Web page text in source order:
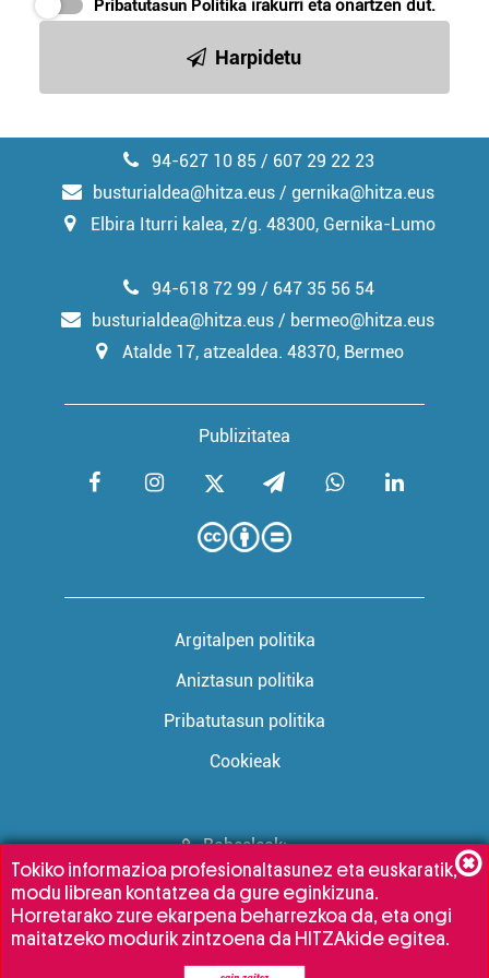
irakurri
Pribatutasun Politika irakurri eta onartzen dut.
Harpidetu
94-627 10 85 / 607 29 22 23
busturialdea@hitza.eus / gernika@hitza.eus
Elbira Iturri kalea, z/g. 48300, Gernika-Lumo
Publizitatea
94-618 72 99 / 647 35 56 54
busturialdea@hitza.eus / bermeo@hitza.eus
Atalde 17, atzealdea. 48370, Bermeo
Argitalpen politika
Aniztasun politika
Pribatutasun politika
Cookieak
Babesleak:
Tokiko informazioa profesionaltasunez eta euskaratik,
modu librean kontatzea da gure eginkizuna.
Horretarako zure ekarpena beharrezkoa da, eta ongi
maitatzeko modurik zintzoena da HITZAkide egitea.